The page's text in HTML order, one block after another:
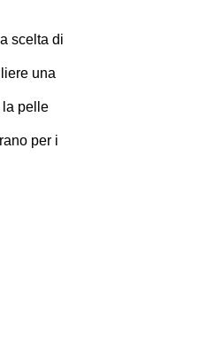
scelta di
una
la pelle
per i